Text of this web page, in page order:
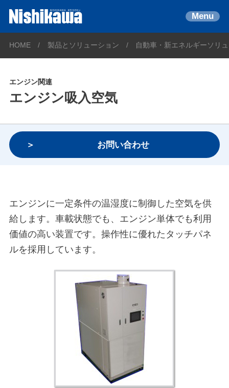
Menu
HOME 製品とソリューション 自動車・新エネルギーソリ
エンジン関連
エンジン吸入空気
お問い合わせ
エンジンに一定条件の温湿度に制御した空気を供
給します。車載状態でも、エンジン単体でも利用
価値の高い装置です。操作性に優れたタッチパネ
ルを採用しています。